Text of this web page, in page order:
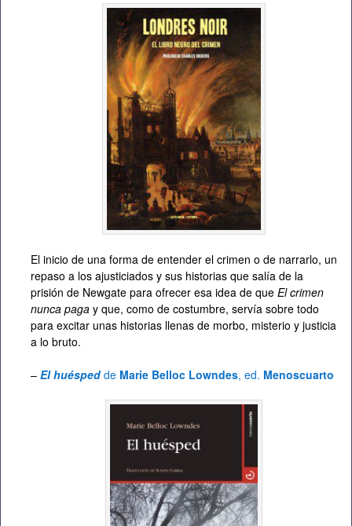
El inicio de una forma de entender el crimen o de narrarlo, un
repaso a los ajusticiados y sus historias que salía de la
prisión de Newgate para ofrecer esa idea de que El crimen
nunca paga y que, como de costumbre, servía sobre todo
para excitar unas historias llenas de morbo, misterio y justicia
a lo bruto.
– El huéspedde Marie Belloc Lowndes, ed. Menoscuarto